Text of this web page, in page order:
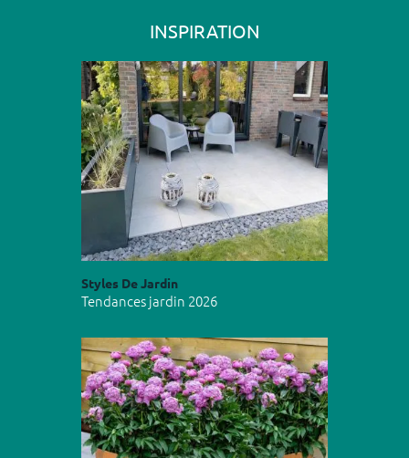
INSPIRATION
Styles De Jardin
Tendances jardin 2026